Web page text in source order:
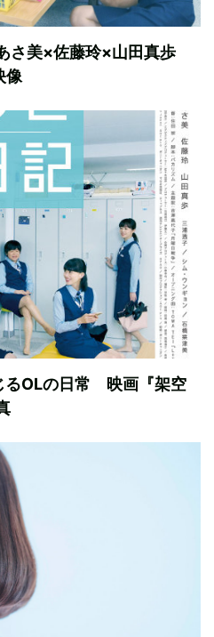
さ美×佐藤玲×山田真歩
像
るOLの日常 映画『架空